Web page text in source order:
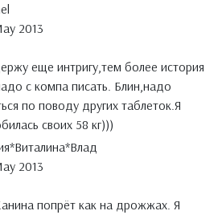
2013
еще интригу,тем более история
с компа писать. Блин,надо
по поводу других таблеток.Я
своих 58 кг)))
2013
попрёт как на дрожжах. Я